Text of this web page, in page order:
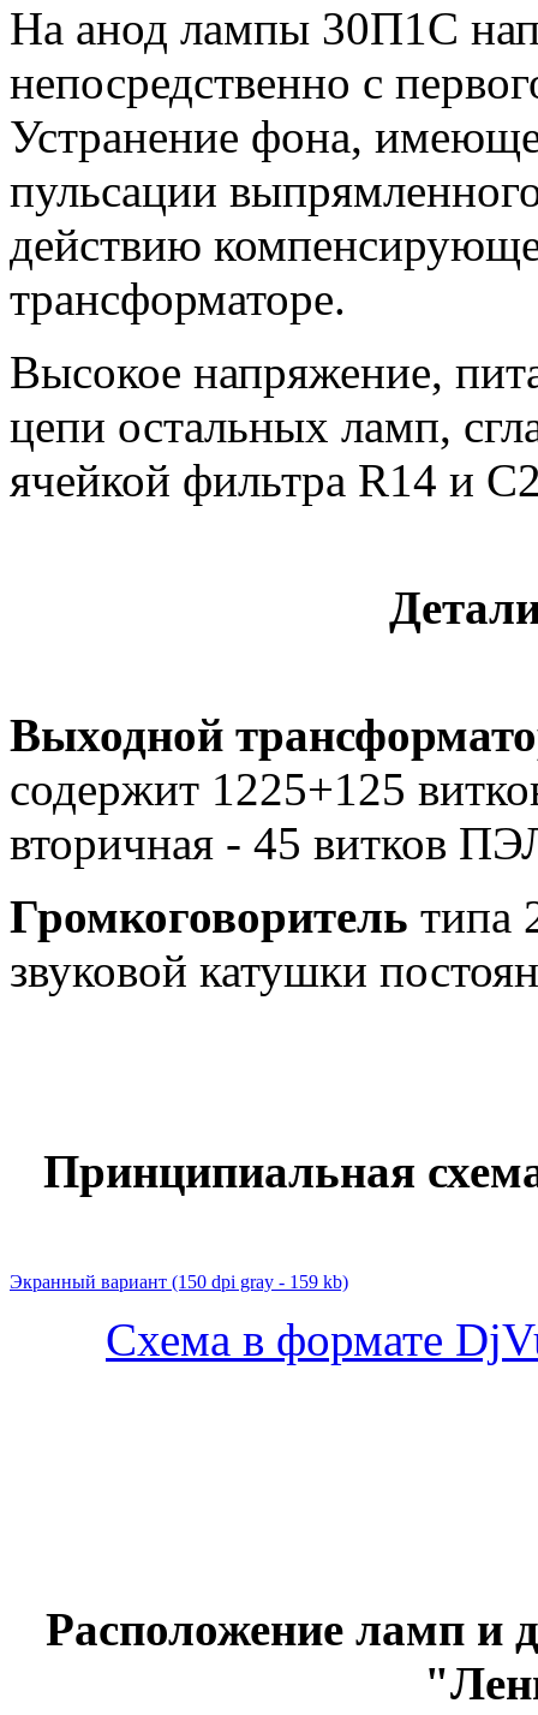
На анод лампы 30П1С
непосредственно с
Устранение фона,
пульсации
действию
трансформаторе.
Высокое напряжение,
цепи остальных ламп,
ячейкой фильтра R14 и
Выходной
содержит 1225+125
вторичная - 45 витков
Громкоговоритель типа
звуковой катушки
Принципиальная
Экранный вариант (150 dpi gray - 159 kb)
Схема в формате
Расположение ламп и